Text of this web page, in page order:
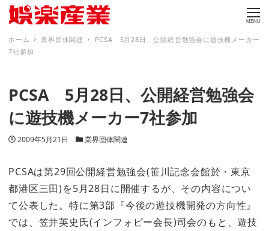
MENU
ホーム 業界団体関連
PCSA 5月28日、公開経営勉強会に遊技機メーカー
7社参加
PCSA 5月28日、公開経営勉強会
に遊技機メーカー7社参加
投稿日
2009年5月21日 カテゴリー
業界団体関連
PCSAは第29回公開経営勉強会(笹川記念会館於・東京
都港区三田)を5月28日に開催するが、その内容につい
て公表した。特に第3部『今後の遊技機開発の方向性』
では、笠井英史氏(インフォピー会長)司会のもと、遊技